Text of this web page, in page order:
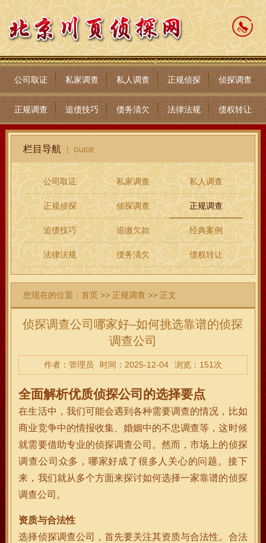
公司取证 私家调查 私人调查 正规侦探 侦探调查
正规调查 追债技巧 债务清欠 法律法规 债权转让
栏目导航 GUIDE
公司取证 私家调查 私人调查
正规侦探 侦探调查 正规调查
追债技巧 追缴欠款 经典案例
法律法规 债务清欠 债权转让
您现在的位置：首页 >> 正规调查 >> 正文
侦探调查公司哪家好–如何挑选靠谱的侦探
调查公司
作者：管理员 时间：2025-12-04 浏览：151次
全面解析优质侦探公司的选择要点
在生活中，我们可能会遇到各种需要调查的情况，比如
商业竞争中的情报收集、婚姻中的不忠调查等，这时候
就需要借助专业的侦探调查公司。然而，市场上的侦探
调查公司众多，哪家好成了很多人关心的问题。接下
来，我们就从多个方面来探讨如何选择一家靠谱的侦探
调查公司。
资质与合法性
选择侦探调查公司，首先要关注其资质与合法性。合法